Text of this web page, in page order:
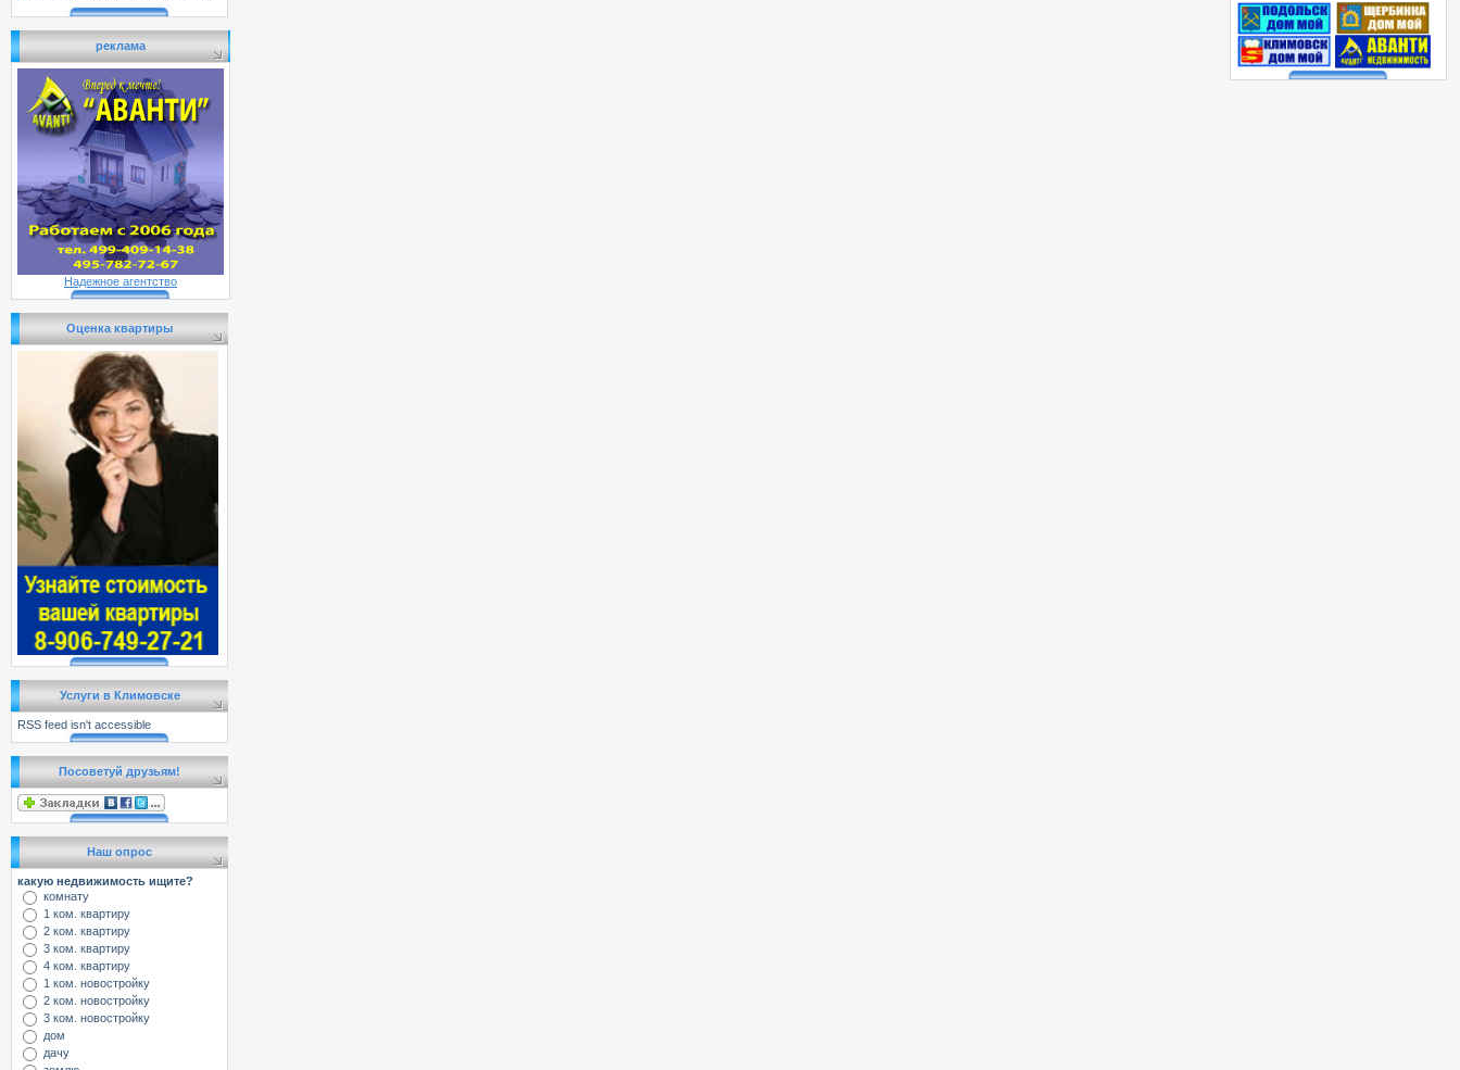
реклама
Надежное агентство
Оценка квартиры
Услуги в Климовске
RSS feed isn't accessible
Посоветуй друзьям!
Наш опрос
какую недвижимость ищите?
комнату
1 ком. квартиру
2 ком. квартиру
3 ком. квартиру
4 ком. квартиру
1 ком. новостройку
2 ком. новостройку
3 ком. новостройку
дом
дачу